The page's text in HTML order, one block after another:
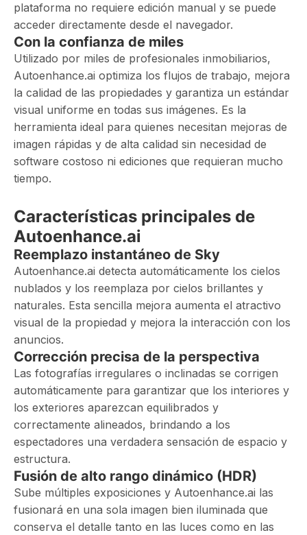
plataforma no requiere edición manual y se puede
acceder directamente desde el navegador.
Con la confianza de miles
Utilizado por miles de profesionales inmobiliarios,
Autoenhance.ai optimiza los flujos de trabajo, mejora
la calidad de las propiedades y garantiza un estándar
visual uniforme en todas sus imágenes. Es la
herramienta ideal para quienes necesitan mejoras de
imagen rápidas y de alta calidad sin necesidad de
software costoso ni ediciones que requieran mucho
tiempo.
Características principales de
Autoenhance.ai
Reemplazo instantáneo de Sky
Autoenhance.ai detecta automáticamente los cielos
nublados y los reemplaza por cielos brillantes y
naturales. Esta sencilla mejora aumenta el atractivo
visual de la propiedad y mejora la interacción con los
anuncios.
Corrección precisa de la perspectiva
Las fotografías irregulares o inclinadas se corrigen
automáticamente para garantizar que los interiores y
los exteriores aparezcan equilibrados y
correctamente alineados, brindando a los
espectadores una verdadera sensación de espacio y
estructura.
Fusión de alto rango dinámico (HDR)
Sube múltiples exposiciones y Autoenhance.ai las
fusionará en una sola imagen bien iluminada que
conserva el detalle tanto en las luces como en las